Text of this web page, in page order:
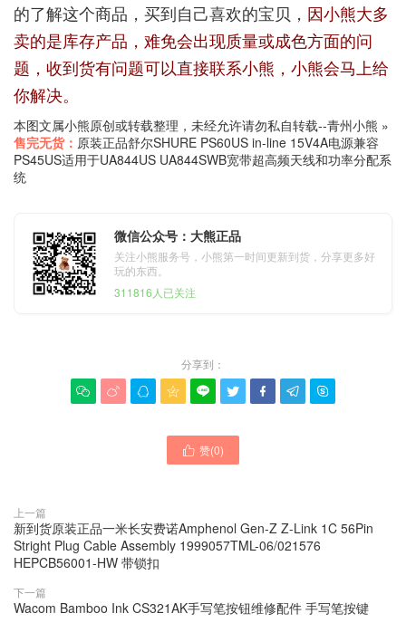
的了解这个商品，买到自己喜欢的宝贝， 因小熊大多
卖的是库存产品，难免会出现质量或成色方面的问
题，收到货有问题可以直接联系小熊，小熊会马上给
你解决。
本图文属小熊原创或转载整理，未经允许请勿私自转载--青州小熊 »
售完无货： 原装正品舒尔SHURE PS60US in-line 15V4A电源兼容
PS45US适用于UA844US UA844SWB宽带超高频天线和功率分配系
统
微信公众号：大熊正品
关注小熊服务号，小熊第一时间更新到货，分享更多好
玩的东西。
311816人已关注
分享到：
        
 赞(0)
上一篇
新到货原装正品一米长安费诺Amphenol Gen-Z Z-Link 1C 56Pin
Stright Plug Cable Assembly 1999057TML-06/021576
HEPCB56001-HW 带锁扣
下一篇
Wacom Bamboo Ink CS321AK手写笔按钮维修配件 手写笔按键